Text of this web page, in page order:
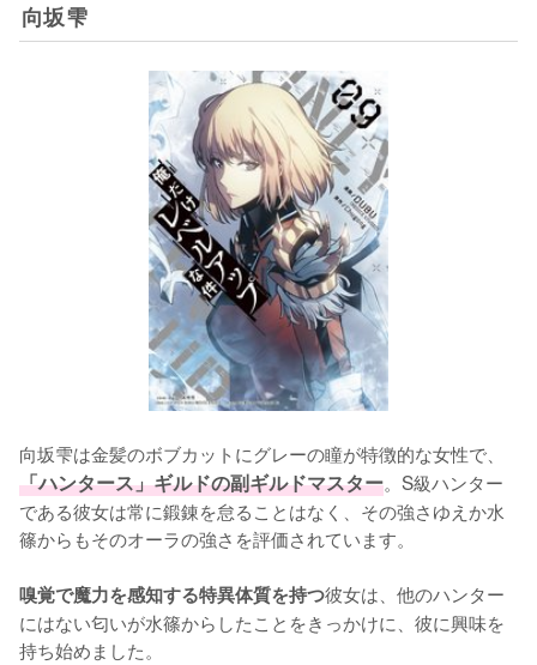
向坂雫
向坂雫は金髪のボブカットにグレーの瞳が特徴的な女性で、
「ハンタース」ギルドの副ギルドマスター。S級ハンター
である彼女は常に鍛錬を怠ることはなく、その強さゆえか水
篠からもそのオーラの強さを評価されています。
嗅覚で魔力を感知する特異体質を持つ彼女は、他のハンター
にはない匂いが水篠からしたことをきっかけに、彼に興味を
持ち始めました。